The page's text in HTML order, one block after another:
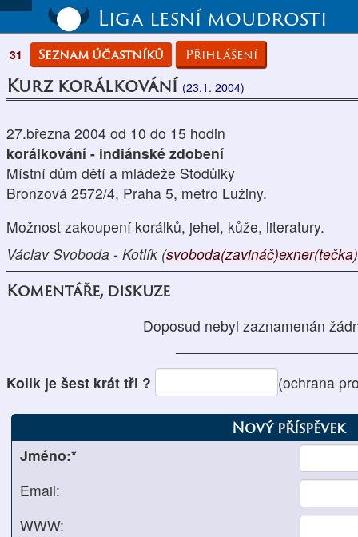
Liga lesní moudrosti
31 Seznam účastníků Přihlášení
Kurz korálkování (23.1. 2004)
27.března 2004 od 10 do 15 hodin
korálkování - indiánské zdobení
Místní dům dětí a mládeže Stodůlky
Bronzová 2572/4, Praha 5, metro Lužiny.
Možnost zakoupení korálků, jehel, kůže, literatury.
Václav Svoboda - Kotlík (
Komentáře, diskuze
Doposud nebyl zaznamenán
Kolik je šest krát tři ? (ochrana
Nový příspěvek
Jméno:*
Email:
WWW: